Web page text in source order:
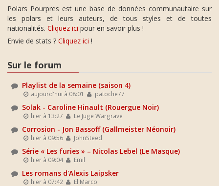
Polars Pourpres est une base de données communautaire sur
les polars et leurs auteurs, de tous styles et de toutes
nationalités. Cliquez ici pour en savoir plus !
Envie de stats ? Cliquez ici !
Sur le forum
Playlist de la semaine (saison 4)
aujourd'hui à 08:01 patoche77
Solak - Caroline Hinault (Rouergue Noir)
hier à 13:27 Le Juge Wargrave
Corrosion - Jon Bassoff (Gallmeister Néonoir)
hier à 09:56 JohnSteed
Série « Les furies » – Nicolas Lebel (Le Masque)
hier à 09:04 Emil
Les romans d'Alexis Laipsker
hier à 07:42 El Marco